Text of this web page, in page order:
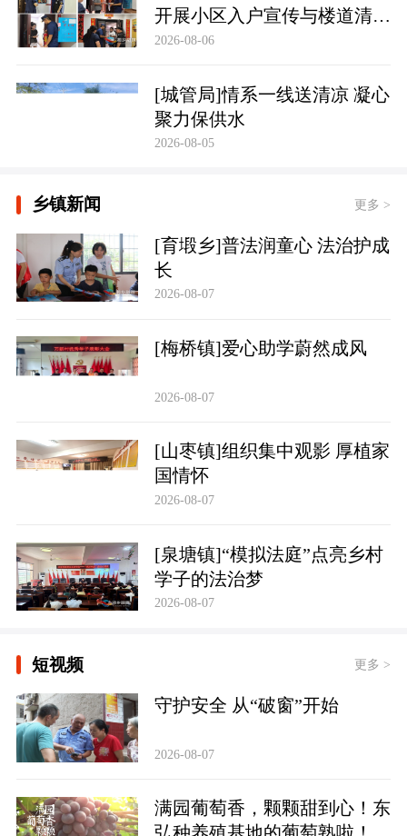
开展小区入户宣传与楼道清理
行动
2026-08-06
[城管局]情系一线送清凉 凝心
聚力保供水
2026-08-05
乡镇新闻 更多 >
[育塅乡]普法润童心 法治护成
长
2026-08-07
[梅桥镇]爱心助学蔚然成风
2026-08-07
[山枣镇]组织集中观影 厚植家
国情怀
2026-08-07
[泉塘镇]“模拟法庭”点亮乡村
学子的法治梦
2026-08-07
短视频 更多 >
守护安全 从“破窗”开始
2026-08-07
满园葡萄香，颗颗甜到心！东